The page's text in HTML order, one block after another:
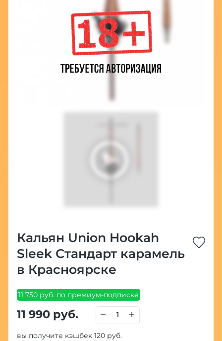
Кальян Union Hookah
Sleek Стандарт карамель
в Красноярске
11 750 руб. по премиум-подписке
11 990 руб.
вы получите кэшбек 120 руб.